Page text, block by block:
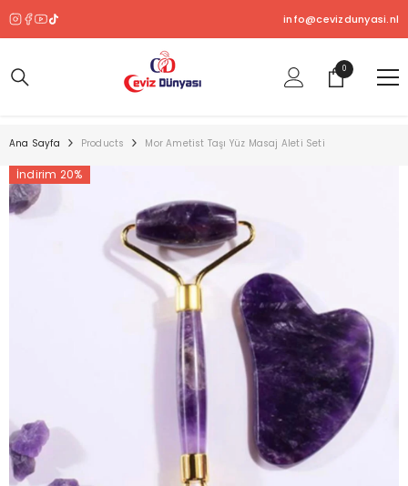
info@cevizdunyasi.nl
00
ürün
Ana Sayfa Products Mor Ametist Taşı Yüz Masaj Aleti Seti
İndirim 20%